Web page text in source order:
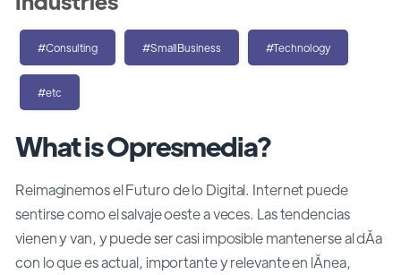
What is Opresmedia?
Reimaginemos el Futuro de lo Digital. Internet puede
sentirse como el salvaje oeste a veces. Las tendencias
vienen y van, y puede ser casi imposible mantenerse al dĂ­a
con lo que es actual, importante y relevante en lĂ­nea,
#Consulting #SmallBusiness #Technology
#etc